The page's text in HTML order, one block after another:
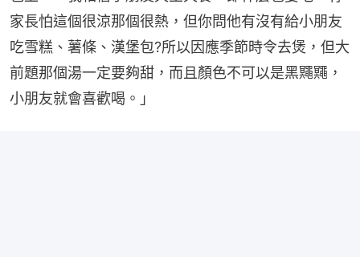
家長怕這個很涼那個很熱，但你問他有沒有給小朋友
吃雪糕、薯條、漢堡包?所以因應季節時令去煲，但大
前題那個湯一定要夠甜，而且顏色不可以是黑鼆鼆，
小朋友就會喜歡喝。」